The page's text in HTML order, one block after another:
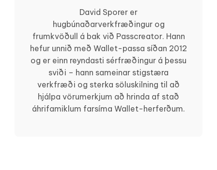
David Sporer er
hugbúnaðarverkfræðingur og
frumkvöðull á bak við Passcreator. Hann
hefur unnið með Wallet-passa síðan 2012
og er einn reyndasti sérfræðingur á þessu
sviði – hann sameinar stigstæra
verkfræði og sterka söluskilning til að
hjálpa vörumerkjum að hrinda af stað
áhrifamiklum farsíma Wallet-herferðum.